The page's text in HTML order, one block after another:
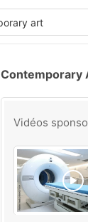
Contemporary
Vidéos